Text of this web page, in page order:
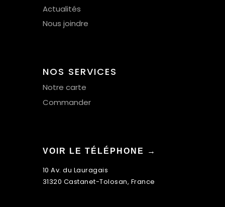
Actualités
Nous joindre
NOS SERVICES
Notre carte
Commander
VOIR LE TÉLÉPHONE →
10 Av. du Lauragais
31320 Castanet-Tolosan, France